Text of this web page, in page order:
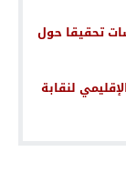
تحقيقا حول
لنقابة